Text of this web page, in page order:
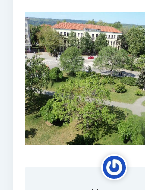
Пријава за такмичење
HOW TO PARTICIPATE? Application
ЖИРИ
Мр Људмила Поповић
JURY
Ljudmila Popovic, MMUS
Додатне информације | Смештај |